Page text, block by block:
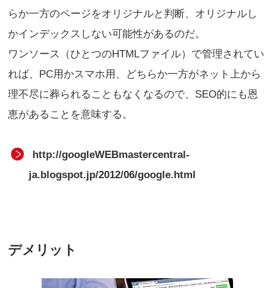
らか一方のページをオリジナルと判断、オリジナルし
かインデックスしない可能性があるのだ。
ワンソース（ひとつのHTMLファイル）で管理されてい
れば、PC用かスマホ用、どちらか一方がネット上から
理不尽に葬られることもなくなるので、SEO的にも恩
恵があることを意味する。
http://googleWEBmastercentral-
ja.blogspot.jp/2012/06/google.html
デメリット